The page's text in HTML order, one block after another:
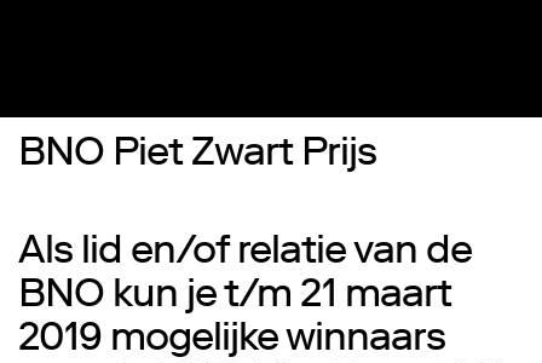
BNO Piet Zwart Prijs
Als lid en/of relatie van de
BNO kun je t/m 21 maart
2019 mogelijke winnaars